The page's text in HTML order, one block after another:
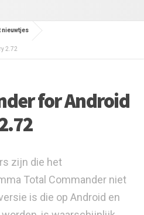
nieuwtjes
2.72
for Android
zijn die het
Total Commander niet
is die op Android en